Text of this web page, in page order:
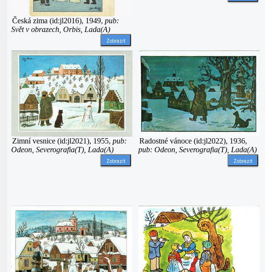
Česká zima (id:jl2016), 1949, pub:
Svět v obrazech, Orbis, Lada(A)
Zobrazit
Zimní vesnice (id:jl2021), 1955, pub:
Odeon, Severografia(T), Lada(A)
Zobrazit
Radostné vánoce (id:jl2022), 1936,
pub: Odeon, Severografia(T), Lada(A)
Zobrazit